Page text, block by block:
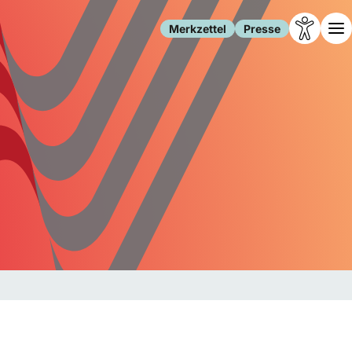
Merkzettel Presse
Leben
Familie
Freizeit
Gesundheit
Internet
Gesellschaft
Forschung
Migration
Polizei